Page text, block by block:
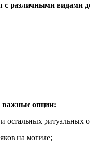
с различными видами
важные опции:
остальных ритуальных
на могиле;